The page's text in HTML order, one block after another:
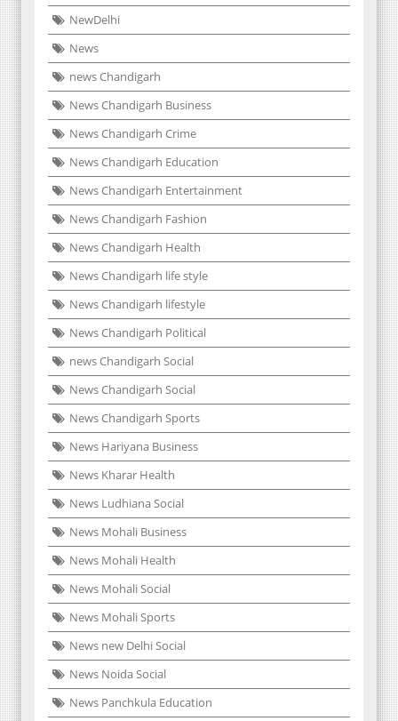
NewDelhi
News
news Chandigarh
News Chandigarh Business
News Chandigarh Crime
News Chandigarh Education
News Chandigarh Entertainment
News Chandigarh Fashion
News Chandigarh Health
News Chandigarh life style
News Chandigarh lifestyle
News Chandigarh Political
news Chandigarh Social
News Chandigarh Social
News Chandigarh Sports
News Hariyana Business
News Kharar Health
News Ludhiana Social
News Mohali Business
News Mohali Health
News Mohali Social
News Mohali Sports
News new Delhi Social
News Noida Social
News Panchkula Education